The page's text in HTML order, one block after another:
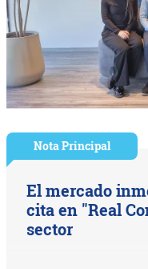
Nota Principal
El mercado
cita en "Real
sector